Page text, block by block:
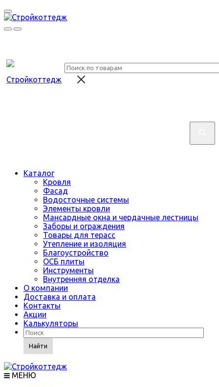
Каталог
Кровля
Фасад
Водосточные системы
Элементы кровли
Мансардные окна и чердачные лестницы
Заборы и ограждения
Товары для терасс
Утепление и изоляция
Благоустройство
ОСБ плиты
Инструменты
Внутренняя отделка
О компании
Доставка и оплата
Контакты
Акции
Калькуляторы
Найти
МЕНЮ